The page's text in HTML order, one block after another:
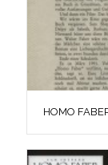
HOMO